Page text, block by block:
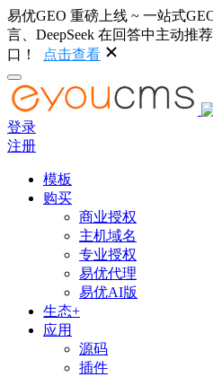
易优GEO 重磅上线 ~ 一站式
言、DeepSeek 在回答中主动推
口！
点击查看
登录
注册
模板
购买
商业授权
主机域名
专业授权
易优代理
易优AI版
生态+
应用
源码
插件